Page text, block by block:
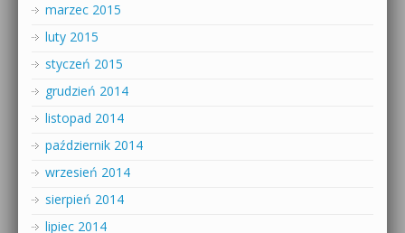
marzec 2015
luty 2015
styczeń 2015
grudzień 2014
listopad 2014
październik 2014
wrzesień 2014
sierpień 2014
lipiec 2014